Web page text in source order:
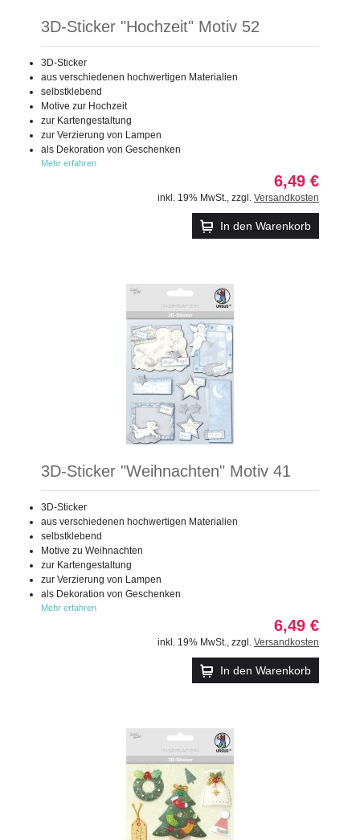
3D-Sticker "Hochzeit" Motiv 52
3D-Sticker
aus verschiedenen hochwertigen Materialien
selbstklebend
Motive zur Hochzeit
zur Kartengestaltung
zur Verzierung von Lampen
als Dekoration von Geschenken
Mehr erfahren
6,49 €
inkl. 19% MwSt. zzgl. Versandkosten
In den Warenkorb
3D-Sticker "Weihnachten" Motiv 41
3D-Sticker
aus verschiedenen hochwertigen Materialien
selbstklebend
Motive zu Weihnachten
zur Kartengestaltung
zur Verzierung von Lampen
als Dekoration von Geschenken
Mehr erfahren
6,49 €
inkl. 19% MwSt. zzgl. Versandkosten
In den Warenkorb